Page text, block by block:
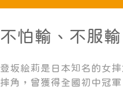
不怕輸、不服
成功做好準備！
登坂絵莉是日本知名的女
摔角，曾獲得全國初中冠